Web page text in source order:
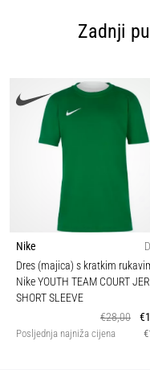
Zadnji
Nike
Dres (majica) s kratkim
Nike YOUTH TEAM COURT
SHORT SLEEVE
€28,00
Posljednja najniža cijena